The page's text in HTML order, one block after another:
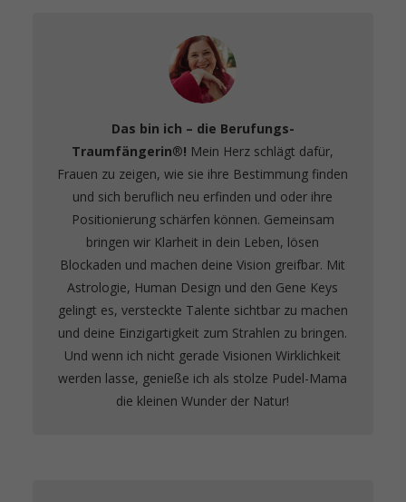
Das bin ich – die Berufungs-
Traumfängerin®️! Mein Herz schlägt dafür,
Frauen zu zeigen, wie sie ihre Bestimmung finden
und sich beruflich neu erfinden und oder ihre
Positionierung schärfen können. Gemeinsam
bringen wir Klarheit in dein Leben, lösen
Blockaden und machen deine Vision greifbar. Mit
Astrologie, Human Design und den Gene Keys
gelingt es, versteckte Talente sichtbar zu machen
und deine Einzigartigkeit zum Strahlen zu bringen.
Und wenn ich nicht gerade Visionen Wirklichkeit
werden lasse, genieße ich als stolze Pudel-Mama
die kleinen Wunder der Natur!